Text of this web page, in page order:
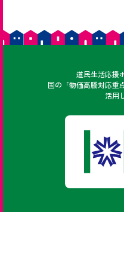
道民どうみん
生活応援
国の「物価高騰対応重
活用